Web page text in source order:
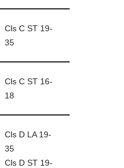
Cls C ST 19-
35
Cls C ST 16-
18
Cls D LA 19-
35
Cls D ST 19-